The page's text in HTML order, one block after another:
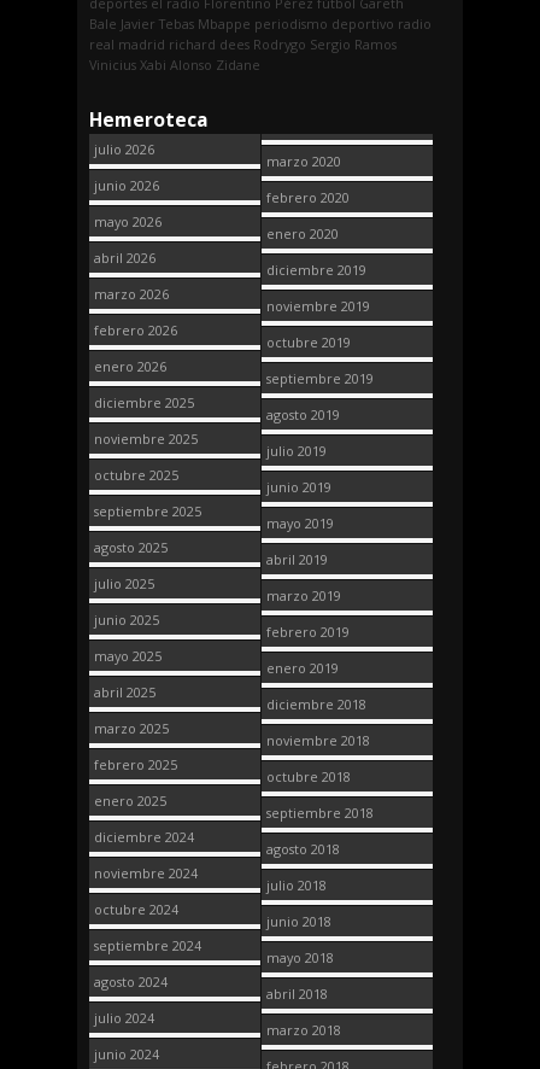
Bale Javier Tebas Mbappe periodismo deportivo radio
real madrid richard dees Rodrygo Sergio Ramos
Vinicius Xabi Alonso Zidane
Hemeroteca
julio 2026
junio 2026
mayo 2026
abril 2026
marzo 2026
febrero 2026
enero 2026
diciembre 2025
noviembre 2025
octubre 2025
septiembre 2025
agosto 2025
julio 2025
junio 2025
mayo 2025
abril 2025
marzo 2025
febrero 2025
enero 2025
diciembre 2024
noviembre 2024
octubre 2024
septiembre 2024
agosto 2024
julio 2024
junio 2024
marzo 2020
febrero 2020
enero 2020
diciembre 2019
noviembre 2019
octubre 2019
septiembre 2019
agosto 2019
julio 2019
junio 2019
mayo 2019
abril 2019
marzo 2019
febrero 2019
enero 2019
diciembre 2018
noviembre 2018
octubre 2018
septiembre 2018
agosto 2018
julio 2018
junio 2018
mayo 2018
abril 2018
marzo 2018